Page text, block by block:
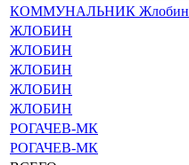
КОММУНАЛЬНИК Жлобин
ЖЛОБИН
ЖЛОБИН
ЖЛОБИН
ЖЛОБИН
ЖЛОБИН
РОГАЧЕВ-МК
РОГАЧЕВ-МК